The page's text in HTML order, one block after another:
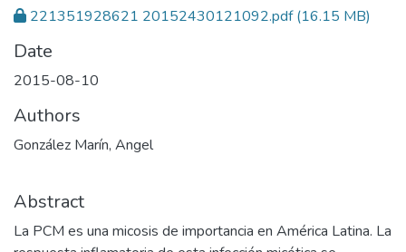
221351928621 20152430121092.pdf(16.15 MB)
Date
2015-08-10
Authors
González Marín, Angel
Abstract
La PCM es una micosis de importancia en América Latina. La